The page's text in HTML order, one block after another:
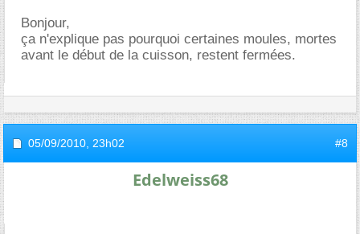
Bonjour,
ça n'explique pas pourquoi certaines moules, mortes
avant le début de la cuisson, restent fermées.
05/09/2010, 23h02 #8
Edelweiss68